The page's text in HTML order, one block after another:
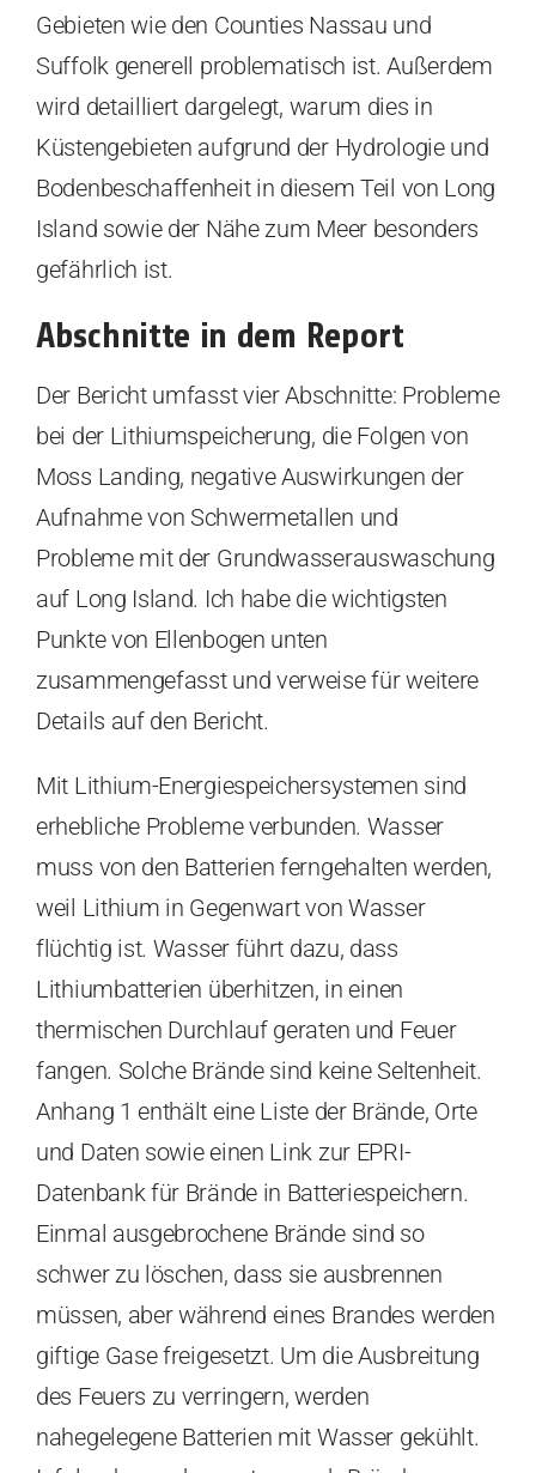
Gebieten wie den Counties Nassau und
Suffolk generell problematisch ist. Außerdem
wird detailliert dargelegt, warum dies in
Küstengebieten aufgrund der Hydrologie und
Bodenbeschaffenheit in diesem Teil von Long
Island sowie der Nähe zum Meer besonders
gefährlich ist.
Abschnitte in dem Report
Der Bericht umfasst vier Abschnitte: Probleme
bei der Lithiumspeicherung, die Folgen von
Moss Landing, negative Auswirkungen der
Aufnahme von Schwermetallen und
Probleme mit der Grundwasserauswaschung
auf Long Island. Ich habe die wichtigsten
Punkte von Ellenbogen unten
zusammengefasst und verweise für weitere
Details auf den Bericht.
Mit Lithium-Energiespeichersystemen sind
erhebliche Probleme verbunden. Wasser
muss von den Batterien ferngehalten werden,
weil Lithium in Gegenwart von Wasser
flüchtig ist. Wasser führt dazu, dass
Lithiumbatterien überhitzen, in einen
thermischen Durchlauf geraten und Feuer
fangen. Solche Brände sind keine Seltenheit.
Anhang 1 enthält eine Liste der Brände, Orte
und Daten sowie einen Link zur EPRI-
Datenbank für Brände in Batteriespeichern.
Einmal ausgebrochene Brände sind so
schwer zu löschen, dass sie ausbrennen
müssen, aber während eines Brandes werden
giftige Gase freigesetzt. Um die Ausbreitung
des Feuers zu verringern, werden
nahegelegene Batterien mit Wasser gekühlt.